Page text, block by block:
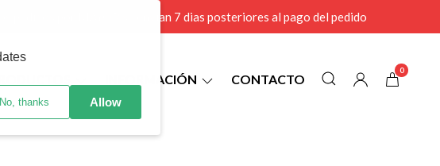
pedidos por MAYOR se envian 7 dias posteriores al pago del pedido
INFORMACIÓN CONTACTO
0
No, thanks Allow